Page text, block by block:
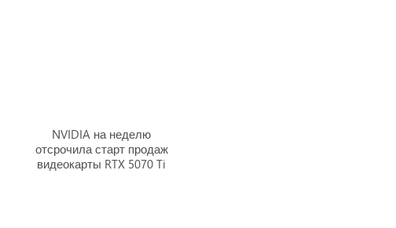
NVIDIA на неделю
отсрочила старт продаж
видеокарты RTX 5070 Ti